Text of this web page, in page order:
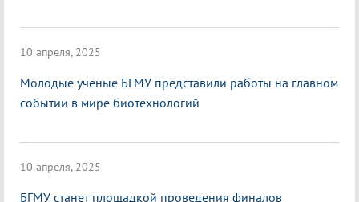
10 апреля, 2025
Молодые ученые БГМУ представили работы на главном
событии в мире биотехнологий
10 апреля, 2025
БГМУ станет площадкой проведения финалов